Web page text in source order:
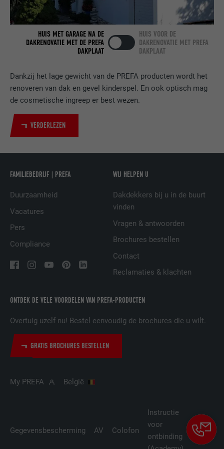
Dankzij het lage gewicht van de PREFA producten wordt het
renoveren van dak en gevel kinderspel. En ook optisch mag
de cosmetische ingreep er best wezen.
VERDERLEZEN
HUIS MET GARAGE NA DE
DAKRENOVATIE MET DE PREFA
DAKPLAAT
HUIS VOOR DE
DAKRENOVATIE MET PREFA
DAKPLAAT
ONTDEK DE VELE VOORDELEN VAN PREFA-PRODUCTEN
Overtuig uzelf nu! Bestel eenvoudig de brochures die u wilt.
GRATIS BROCHURES BESTELLEN
FAMILIEBEDRIJF | PREFA
Duurzaamheid
Vacatures
Pers
Compliance
WIJ HELPEN U
Dakdekkers bij u in de buurt
vinden
Vragen & antwoorden
Brochures bestellen
Contact
Reclamaties & klachten
My PREFA België
Gegevensbescherming AV Colofon
Instructie
voor
ontbinding
Cookie-
DOEL
Gebruikt door de socialnetworking-dienst
LinkedIn voor het volgen van het gebruik
van ingebedde diensten.
NAAM
LinkedIn
VERVALTIJD 2 jaar
Gebruikt door de socialnetworking-dienst
NAAM UserMatchHistory
VERVALTIJD
Wordt gebruikt om bezoekers op meerdere
websites te volgen, om op basis van de
reclame te presenteren.
LinkedIn voor het volgen van het gebruik